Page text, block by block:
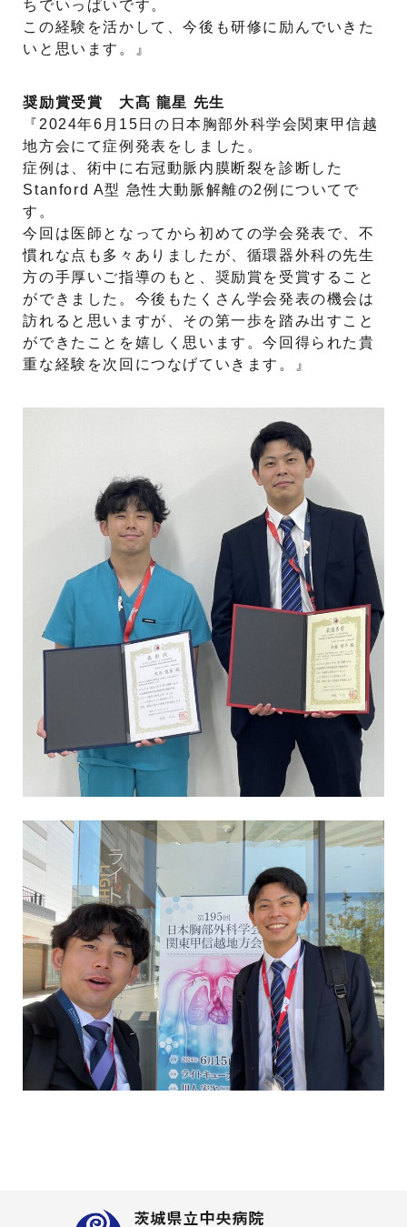
ちでいっぱいです。
この経験を活かして、今後も研修に励んでいきた
いと思います。』
奨励賞受賞 大髙 龍星 先生
『2024年6月15日の日本胸部外科学会関東甲信越
地方会にて症例発表をしました。
症例は、術中に右冠動脈内膜断裂を診断した
Stanford A型 急性大動脈解離の2例についてで
す。
今回は医師となってから初めての学会発表で、不
慣れな点も多々ありましたが、循環器外科の先生
方の手厚いご指導のもと、奨励賞を受賞すること
ができました。今後もたくさん学会発表の機会は
訪れると思いますが、その第一歩を踏み出すこと
ができたことを嬉しく思います。今回得られた貴
重な経験を次回につなげていきます。』